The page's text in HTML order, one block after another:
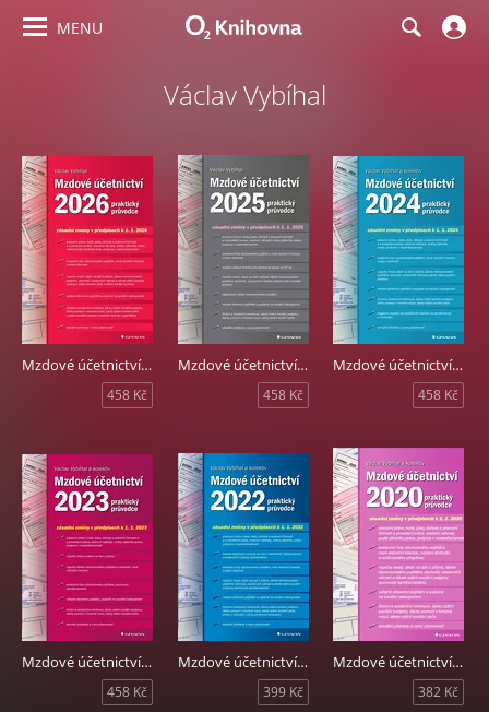
MENU
Václav Vybíhal
Mzdové účetnictví 2026
458 Kč
Mzdové účetnictví 2025
458 Kč
Mzdové účetnictví 2024
458 Kč
Mzdové účetnictví 2023
458 Kč
Mzdové účetnictví 2022
399 Kč
Mzdové účetnictví 2020
382 Kč